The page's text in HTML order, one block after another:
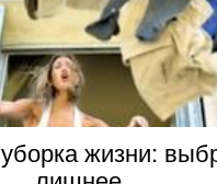
жизни: